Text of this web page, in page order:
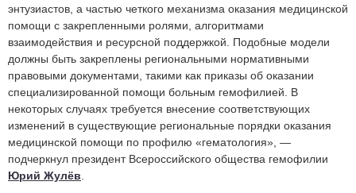
энтузиастов, а частью четкого механизма оказания медицинской
помощи с закрепленными ролями, алгоритмами
взаимодействия и ресурсной поддержкой. Подобные модели
должны быть закреплены региональными нормативными
правовыми документами, такими как приказы об оказании
специализированной помощи больным гемофилией. В
некоторых случаях требуется внесение соответствующих
изменений в существующие региональные порядки оказания
медицинской помощи по профилю «гематология», —
подчеркнул президент Всероссийского общества гемофилии
Юрий Жулёв